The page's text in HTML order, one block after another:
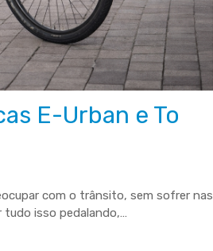
E-Urban e To
com o trânsito, sem sofrer nas
tudo isso pedalando,…